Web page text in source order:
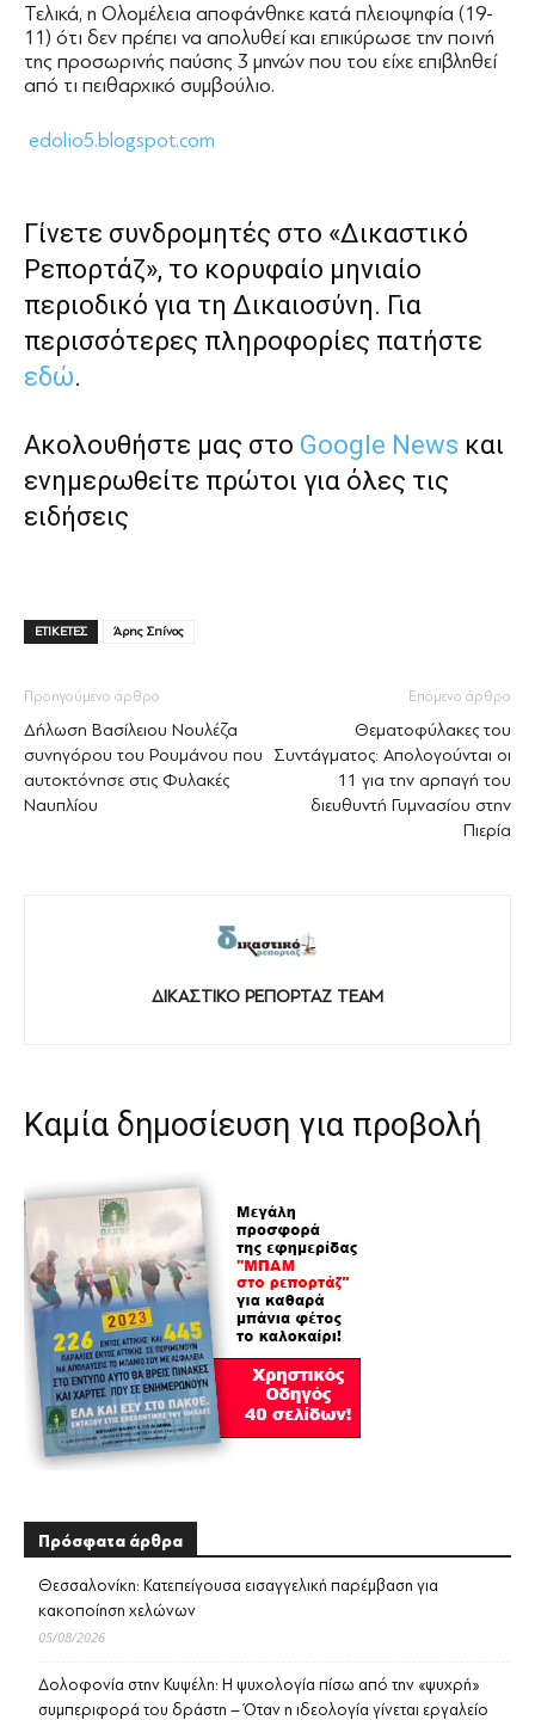
Τελικά, η Ολομέλεια αποφάνθηκε κατά πλειοψηφία (19-
11) ότι δεν πρέπει να απολυθεί και επικύρωσε την ποινή
της προσωρινής παύσης 3 μηνών που του είχε επιβληθεί
από τι πειθαρχικό συμβούλιο.
edolio5.blogspot.com
Γίνετε συνδρομητές στο «Δικαστικό
Ρεπορτάζ», το κορυφαίο μηνιαίο
περιοδικό για τη Δικαιοσύνη. Για
περισσότερες πληροφορίες πατήστε
εδώ.
Ακολουθήστε μας στο Google News και
ενημερωθείτε πρώτοι για όλες τις
ειδήσεις
ΕΤΙΚΕΤΕΣ Άρης Σπίνος
Προηγούμενο άρθρο
Δήλωση Βασίλειου Νουλέζα
συνηγόρου του Ρουμάνου που
αυτοκτόνησε στις Φυλακές
Ναυπλίου
Επόμενο άρθρο
Θεματοφύλακες του
Συντάγματος: Απολογούνται οι
11 για την αρπαγή του
διευθυντή Γυμνασίου στην
Πιερία
ΔΙΚΑΣΤΙΚΟ ΡΕΠΟΡΤΑΖ TEAM
Καμία δημοσίευση για προβολή
Πρόσφατα άρθρα
Θεσσαλονίκη: Κατεπείγουσα εισαγγελική παρέμβαση για
κακοποίηση χελώνων
05/08/2026
Δολοφονία στην Κυψέλη: Η ψυχολογία πίσω από την «ψυχρή»
συμπεριφορά του δράστη – Όταν η ιδεολογία γίνεται εργαλείο